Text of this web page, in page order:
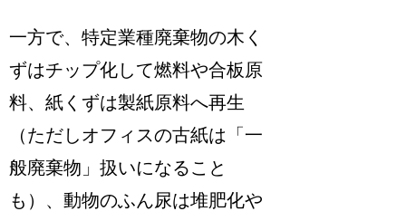
一方で、特定業種廃棄物の木く
ずはチップ化して燃料や合板原
料、紙くずは製紙原料へ再生
（ただしオフィスの古紙は「一
般廃棄物」扱いになること
も）、動物のふん尿は堆肥化や